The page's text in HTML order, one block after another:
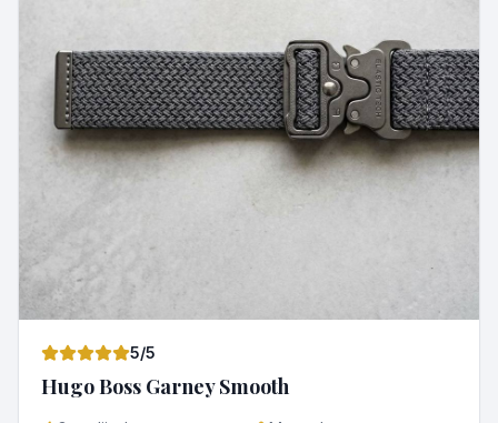
5/5
Hugo Boss Garney Smooth